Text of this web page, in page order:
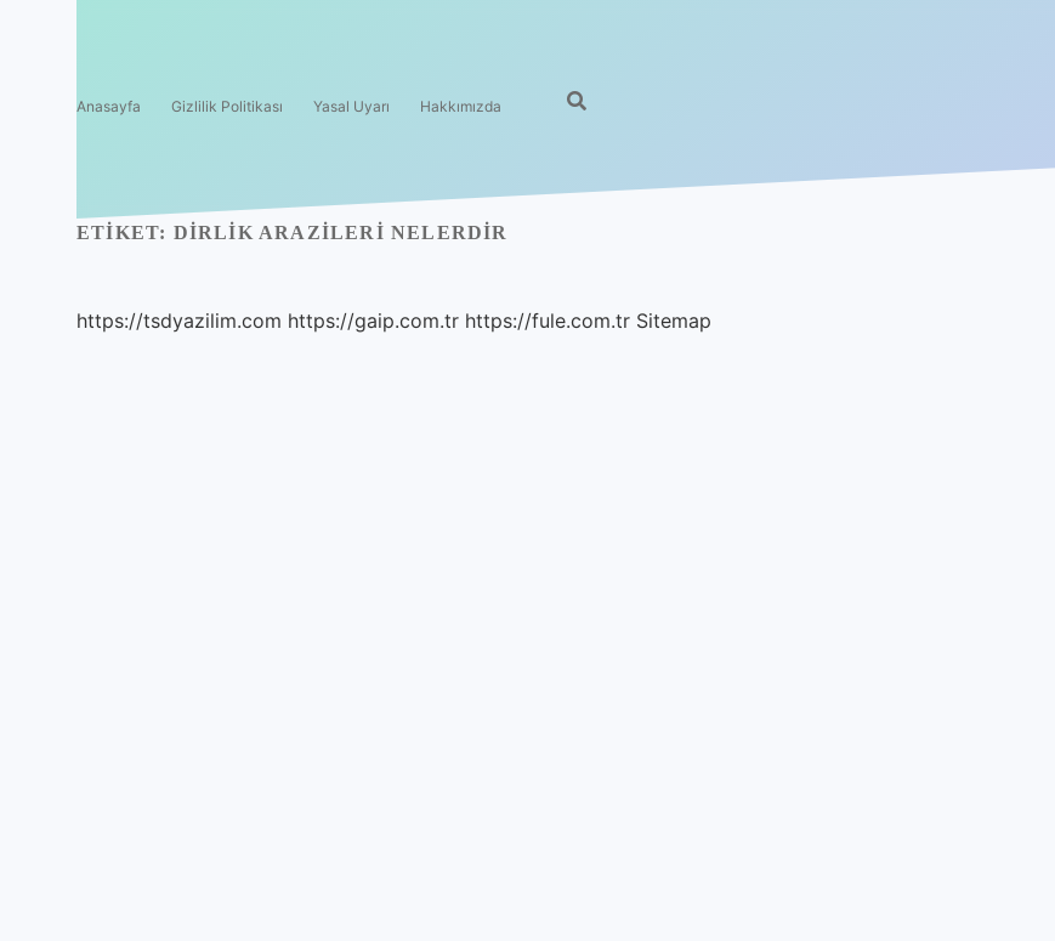
Anasayfa Gizlilik Politikası Yasal Uyarı Hakkımızda
ETIKET: DIRLIK ARAZILERI NELERDIR
https://tsdyazilim.com https://gaip.com.tr https://fule.com.tr Sitemap